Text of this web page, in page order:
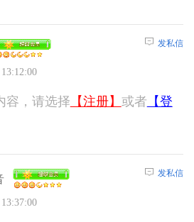
发私信
容，请选择 【注册】 或者 【登
发私信